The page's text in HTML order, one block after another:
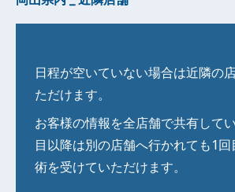
日程が空いていない場合は近隣の
ただけます。
お客様の情報を全店舗で共有して
目以降は別の店舗へ行かれても1
術を受けていただけます。